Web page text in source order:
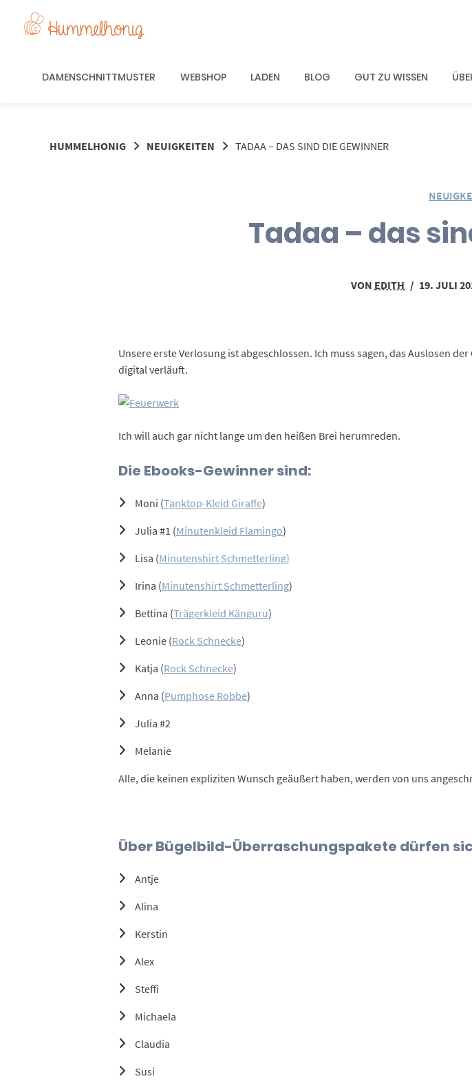
DAMENSCHNITTMUSTER WEBSHOP LADEN BLOG GUT ZU WISSEN
HUMMELHONIG NEUIGKEITEN TADAA – DAS SIND DIE GEWINNER
Tadaa – das
VON EDITH / 19. JULI
Unsere erste Verlosung ist abgeschlossen. Ich muss sagen, das Auslosen
digital verläuft.
Ich will auch gar nicht lange um den heißen Brei herumreden.
Die Ebooks-Gewinner sind:
Moni (Tanktop-Kleid Giraffe)
Julia #1 (Minutenkleid Flamingo)
Lisa (Minutenshirt Schmetterling)
Irina (Minutenshirt Schmetterling)
Bettina (Trägerkleid Känguru)
Leonie (Rock Schnecke)
Katja (Rock Schnecke)
Anna (Pumphose Robbe)
Julia #2
Melanie
Alle, die keinen expliziten Wunsch geäußert haben, werden von uns
Über Bügelbild-Überraschungspakete dürfen
Antje
Alina
Kerstin
Alex
Steffi
Michaela
Claudia
Susi